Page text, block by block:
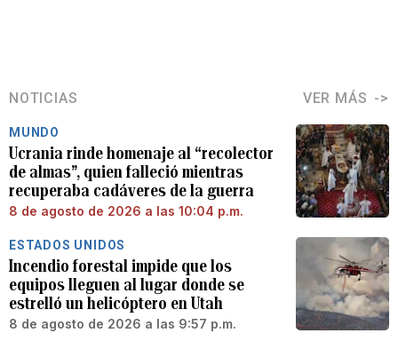
NOTICIAS VER MÁS
MUNDO
Ucrania rinde homenaje al “recolector
de almas”, quien falleció mientras
recuperaba cadáveres de la guerra
8 de agosto de 2026 a las 10:04 p.m.
ESTADOS UNIDOS
Incendio forestal impide que los
equipos lleguen al lugar donde se
estrelló un helicóptero en Utah
8 de agosto de 2026 a las 9:57 p.m.